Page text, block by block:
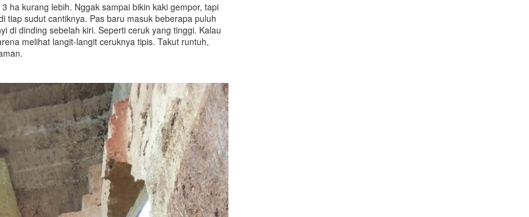
ha kurang lebih. Nggak sampai bikin kaki gempor, tapi
tiap sudut cantiknya. Pas baru masuk beberapa puluh
di dinding sebelah kiri. Seperti ceruk yang tinggi. Kalau
melihat langit-langit ceruknya tipis. Takut runtuh,